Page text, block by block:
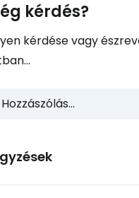
kérdés?
kérdése vagy
Hozzászólás...